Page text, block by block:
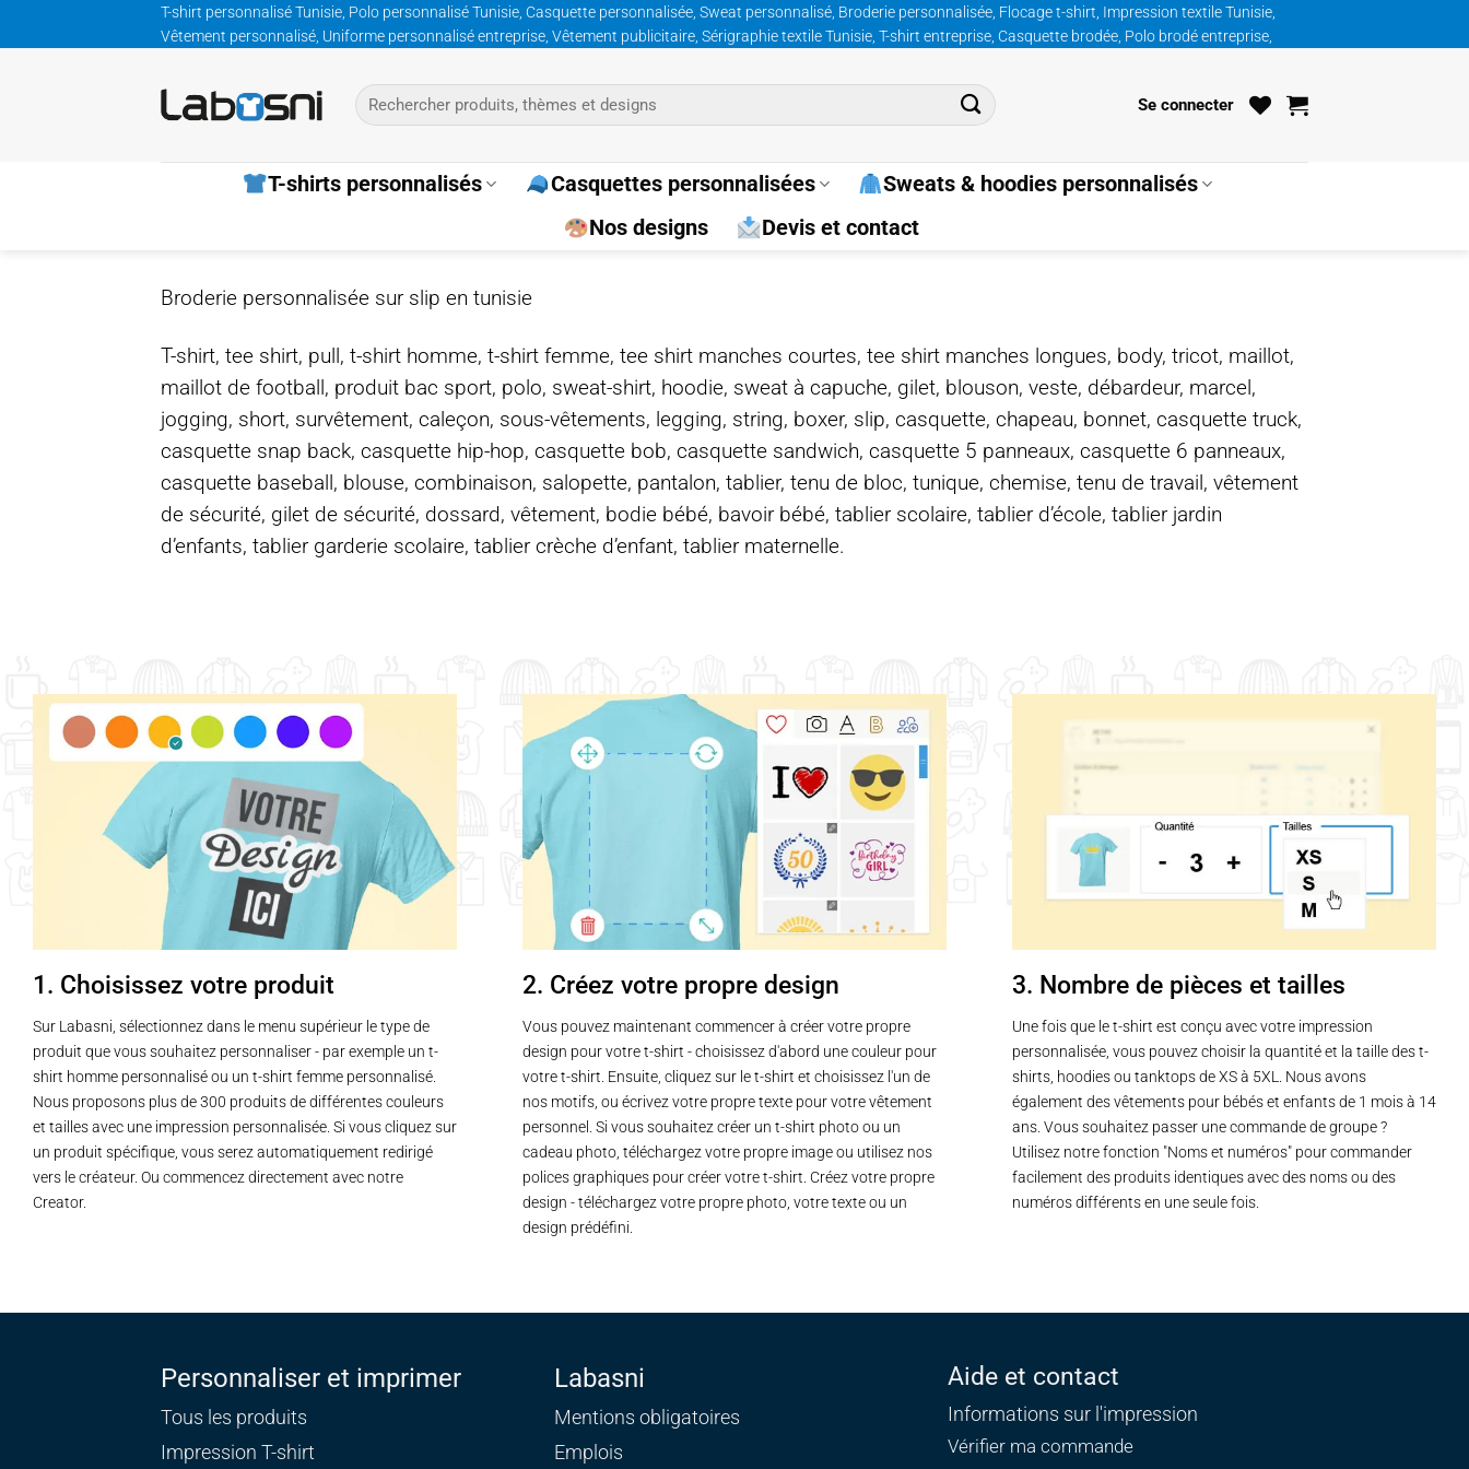
au
T-shirt personnalisé Tunisie, Polo personnalisé Tunisie, Casquette personnalisée, Sweat personnalisé, Broderie personnalisée, Flocage t-shirt, Impression textile Tunisie,
Vêtement personnalisé, Uniforme personnalisé entreprise, Vêtement publicitaire, Sérigraphie textile Tunisie, T-shirt entreprise, Casquette brodée, Polo brodé entreprise,
Recherche
pour :
Se connecter
T-shirts personnalisés Casquettes personnalisées
Sweats & hoodies personnalisés
Nos designs
Devis et contact
Broderie personnalisée sur slip en tunisie
T-shirt, tee shirt, pull, t-shirt homme, t-shirt femme, tee shirt manches courtes, tee shirt manches longues, body, tricot, maillot,
maillot de football, produit bac sport, polo, sweat-shirt, hoodie, sweat à capuche, gilet, blouson, veste, débardeur, marcel,
jogging, short, survêtement, caleçon, sous-vêtements, legging, string, boxer, slip, casquette, chapeau, bonnet, casquette truck,
casquette snap back, casquette hip-hop, casquette bob, casquette sandwich, casquette 5 panneaux, casquette 6 panneaux,
casquette baseball, blouse, combinaison, salopette, pantalon, tablier, tenu de bloc, tunique, chemise, tenu de travail, vêtement
de sécurité, gilet de sécurité, dossard, vêtement, bodie bébé, bavoir bébé, tablier scolaire, tablier d’école, tablier jardin
d’enfants, tablier garderie scolaire, tablier crèche d’enfant, tablier maternelle.
1. Choisissez votre produit
Sur Labasni, sélectionnez dans le menu supérieur le type de
produit que vous souhaitez personnaliser - par exemple un t-
shirt homme personnalisé ou un t-shirt femme personnalisé.
Nous proposons plus de 300 produits de différentes couleurs
et tailles avec une impression personnalisée. Si vous cliquez sur
un produit spécifique, vous serez automatiquement redirigé
vers le créateur. Ou commencez directement avec notre
Creator.
2. Créez votre propre design
Vous pouvez maintenant commencer à créer votre propre
design pour votre t-shirt - choisissez d'abord une couleur pour
votre t-shirt. Ensuite, cliquez sur le t-shirt et choisissez l'un de
nos motifs, ou écrivez votre propre texte pour votre vêtement
personnel. Si vous souhaitez créer un t-shirt photo ou un
cadeau photo, téléchargez votre propre image ou utilisez nos
polices graphiques pour créer votre t-shirt. Créez votre propre
design - téléchargez votre propre photo, votre texte ou un
design prédéfini.
3. Nombre de pièces et tailles
Une fois que le t-shirt est conçu avec votre impression
personnalisée, vous pouvez choisir la quantité et la taille des t-
shirts, hoodies ou tanktops de XS à 5XL. Nous avons
également des vêtements pour bébés et enfants de 1 mois à 14
ans. Vous souhaitez passer une commande de groupe ?
Utilisez notre fonction "Noms et numéros" pour commander
facilement des produits identiques avec des noms ou des
numéros différents en une seule fois.
Personnaliser et imprimer
Tous les produits
Impression T-shirt
Labasni
Mentions obligatoires
Emplois
Aide et contact
Informations sur l'impression
Vérifier ma commande